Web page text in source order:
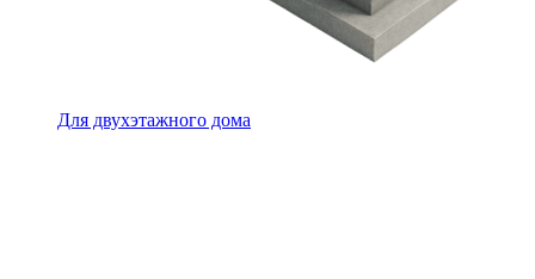
Для двухэтажного дома